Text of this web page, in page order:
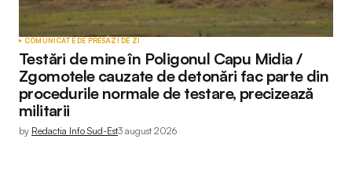
COMUNICATE DE PRESĂZI DE ZI
Testări de mine în Poligonul Capu Midia /
Zgomotele cauzate de detonări fac parte din
procedurile normale de testare, precizează
militarii
by Redactia Info Sud-Est3 august 2026